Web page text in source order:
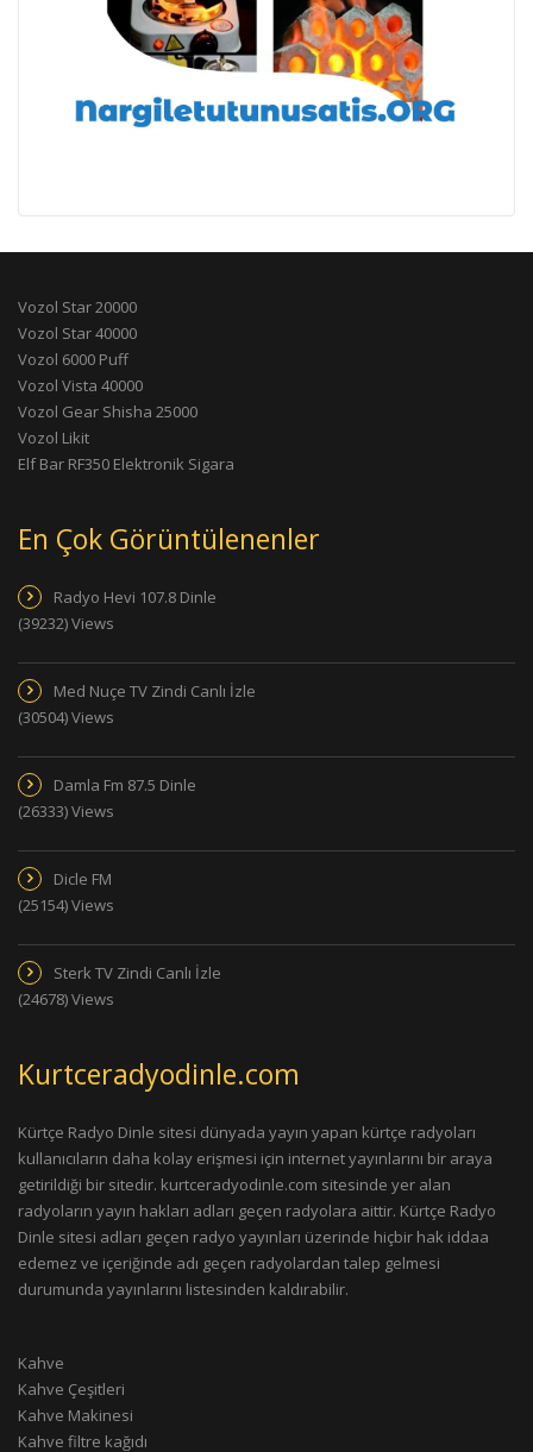
Vozol Star 20000
Vozol Star 40000
Vozol 6000 Puff
Vozol Vista 40000
Vozol Gear Shisha 25000
Vozol Likit
Elf Bar RF350 Elektronik Sigara
En Çok Görüntülenenler
Radyo Hevi 107.8 Dinle
(39232) Views
Med Nuçe TV Zindi Canlı İzle
(30504) Views
Damla Fm 87.5 Dinle
(26333) Views
Dicle FM
(25154) Views
Sterk TV Zindi Canlı İzle
(24678) Views
Kurtceradyodinle.com
Kürtçe Radyo Dinle sitesi dünyada yayın yapan kürtçe radyoları
kullanıcıların daha kolay erişmesi için internet yayınlarını bir araya
getirildiği bir sitedir. kurtceradyodinle.com sitesinde yer alan
radyoların yayın hakları adları geçen radyolara aittir. Kürtçe Radyo
Dinle sitesi adları geçen radyo yayınları üzerinde hiçbir hak iddaa
edemez ve içeriğinde adı geçen radyolardan talep gelmesi
durumunda yayınlarını listesinden kaldırabilir.
Kahve
Kahve Çeşitleri
Kahve Makinesi
Kahve filtre kağıdı